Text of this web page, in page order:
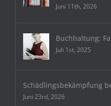
Juni 11th, 2026
Buchhaltung:
Juli 1st, 2025
Schädlingsbekämpfung
Juni 23rd, 2026